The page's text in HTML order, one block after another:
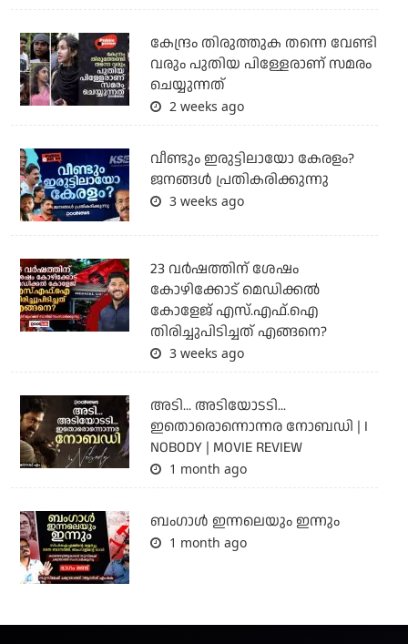
കേന്ദ്രം തിരുത്തുക തന്നെ വേണ്ടി
വരും പുതിയ പിള്ളേരാണ് സമരം
ചെയ്യുന്നത്
2 weeks ago
വീണ്ടും ഇരുട്ടിലായോ കേരളം?
ജനങ്ങൾ പ്രതികരിക്കുന്നു
3 weeks ago
23 വർഷത്തിന് ശേഷം
കോഴിക്കോട് മെഡിക്കൽ
കോളേജ് എസ്.എഫ്.ഐ
തിരിച്ചുപിടിച്ചത് എങ്ങനെ?
3 weeks ago
അടി... അടിയോടടി...
ഇതൊരൊന്നൊന്നര നോബഡി | I
NOBODY | MOVIE REVIEW
1 month ago
ബംഗാള്‍ ഇന്നലെയും ഇന്നും
1 month ago